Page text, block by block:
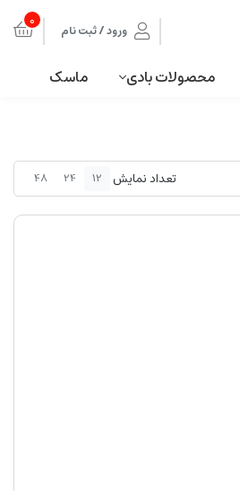
ورود / ثبت نام 0
محصولات بادی ماسک
تعداد نمایش 12
24
48